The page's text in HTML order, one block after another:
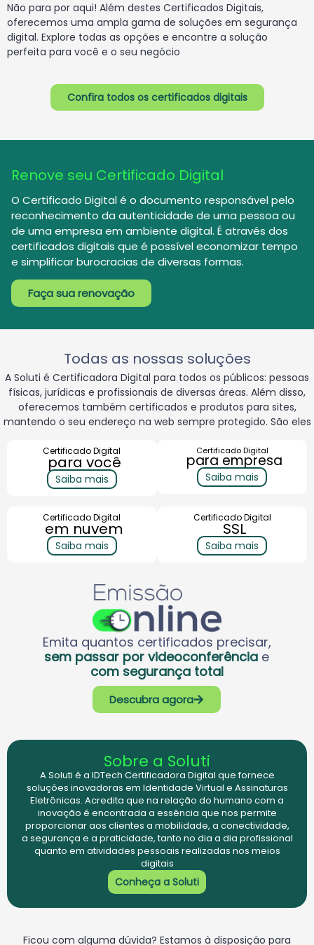
Não para por aqui! Além destes Certificados Digitais,
oferecemos uma ampla gama de soluções em segurança
digital. Explore todas as opções e encontre a solução
perfeita para você e o seu negócio
Confira todos os certificados digitais
Renove seu Certificado Digital
O Certificado Digital é o documento responsável pelo
reconhecimento da autenticidade de uma pessoa ou
de uma empresa em ambiente digital. É através dos
certificados digitais que é possível economizar tempo
e simplificar burocracias de diversas formas.
Faça sua renovação
Todas as nossas soluções
A Soluti é Certificadora Digital para todos os públicos: pessoas
físicas, jurídicas e profissionais de diversas áreas. Além disso,
oferecemos também certificados e produtos para sites,
mantendo o seu endereço na web sempre protegido. São eles
Certificado Digital
para você
Saiba mais
Certificado Digital
para empresa
Saiba mais
Certificado Digital
em nuvem
Saiba mais
Certificado Digital
SSL
Saiba mais
Emita quantos certificados precisar,
sem passar por videoconferência e
com segurança total
Descubra agora
Sobre a Soluti
A Soluti é a IDTech Certificadora Digital que fornece
soluções inovadoras em Identidade Virtual e Assinaturas
Eletrônicas. Acredita que na relação do humano com a
inovação é encontrada a essência que nos permite
proporcionar aos clientes a mobilidade, a conectividade,
a segurança e a praticidade, tanto no dia a dia profissional
quanto em atividades pessoais realizadas nos meios
digitais
Conheça a Soluti
Ficou com alguma dúvida? Estamos à disposição para